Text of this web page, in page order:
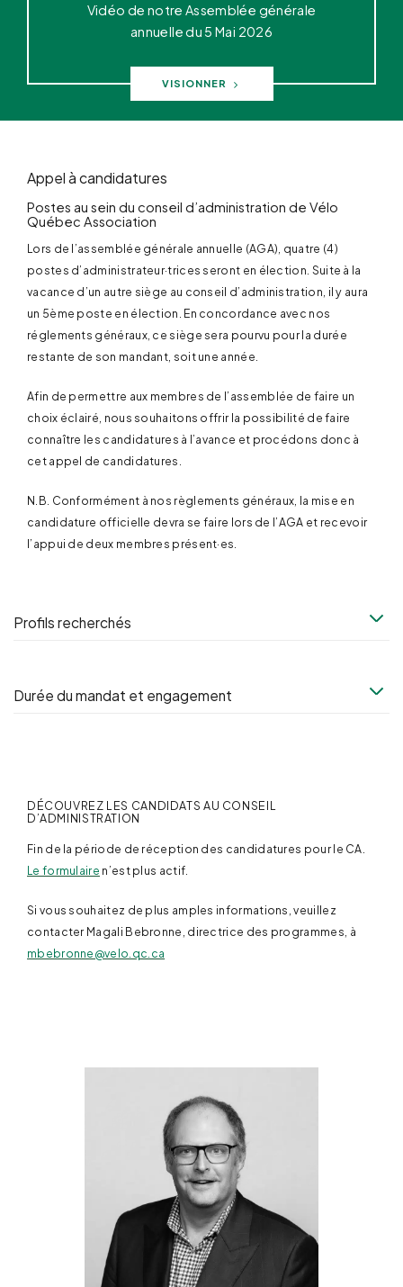
Vidéo de notre Assemblée générale
annuelle du 5 Mai 2026
VISIONNER
Appel à candidatures
Postes au sein du conseil d’administration de Vélo
Québec Association
Lors de l’assemblée générale annuelle (AGA), quatre (4)
postes d’administrateur·trices seront en élection. Suite à la
vacance d’un autre siège au conseil d’administration, il y aura
un 5ème poste en élection. En concordance avec nos
réglements généraux, ce siège sera pourvu pour la durée
restante de son mandant, soit une année.
Afin de permettre aux membres de l’assemblée de faire un
choix éclairé, nous souhaitons offrir la possibilité de faire
connaître les candidatures à l’avance et procédons donc à
cet appel de candidatures.
N.B. Conformément à nos règlements généraux, la mise en
candidature officielle devra se faire lors de l’AGA et recevoir
l’appui de deux membres présent·es.
Profils recherchés
Durée du mandat et engagement
DÉCOUVREZ LES CANDIDATS AU CONSEIL
D’ADMINISTRATION
Fin de la période de réception des candidatures pour le CA.
Le formulaire n’est plus actif.
Si vous souhaitez de plus amples informations, veuillez
contacter Magali Bebronne, directrice des programmes, à
mbebronne@velo.qc.ca